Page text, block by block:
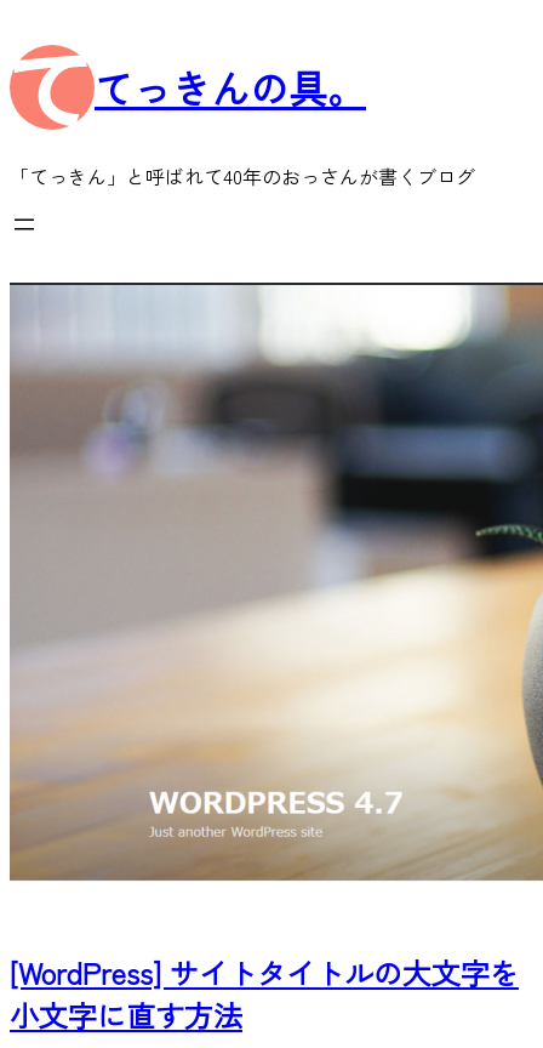
容
を
ス
ッ
てっきんの具。
「てっきん」と呼ばれて40年のおっさんが書くブログ
[WordPress] サイトタイトルの大文字を
小文字に直す方法